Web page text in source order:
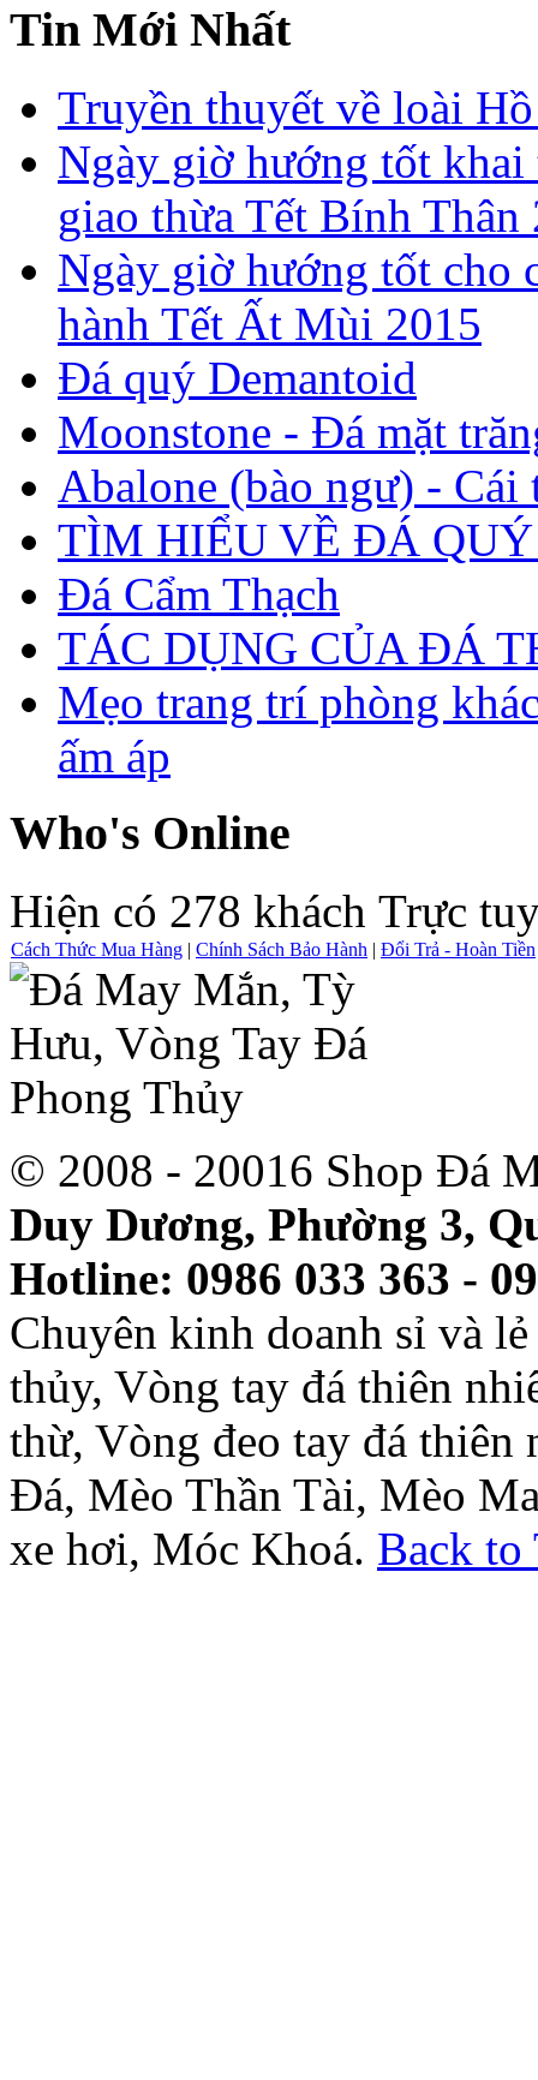
Tin Mới Nhất
Truyền thuyết về loài
Ngày giờ hướng tốt
giao thừa Tết Bính Thân
Ngày giờ hướng tốt cho
hành Tết Ất Mùi 2015
Đá quý Demantoid
Moonstone - Đá mặt
Abalone (bào ngư) - Cái
TÌM HIỂU VỀ ĐÁ QUÝ
Đá Cẩm Thạch
TÁC DỤNG CỦA ĐÁ
Mẹo trang trí phòng
ấm áp
Who's Online
Hiện có 278 khách Trực
Cách Thức Mua Hàng | Chính Sách Bảo Hành | Đổi Trả - Hoàn Tiền
© 2008 - 20016 Shop Đá
Duy Dương, Phường 3,
Hotline: 0986 033 363 -
Chuyên kinh doanh sỉ và
thủy, Vòng tay đá thiên
thừ, Vòng đeo tay đá thiên
Đá, Mèo Thần Tài, Mèo
xe hơi, Móc Khoá. Back to